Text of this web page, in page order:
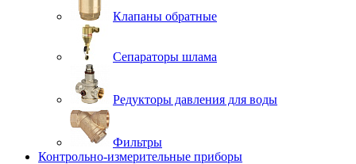
Клапаны обратные
Сепараторы шлама
Редукторы давления для воды
Фильтры
Контрольно-измерительные приборы